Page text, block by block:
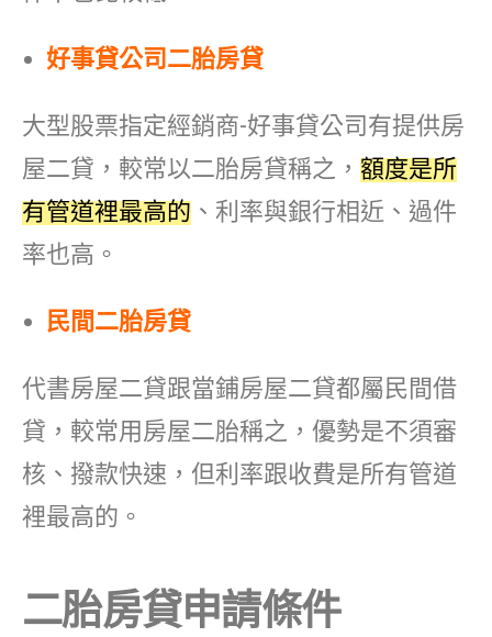
好事貸公司二胎房貸
大型股票指定經銷商-好事貸公司有提供房
屋二貸，較常以二胎房貸稱之， 額度是所
有管道裡最高的 、利率與銀行相近、過件
率也高。
民間二胎房貸
代書房屋二貸跟當鋪房屋二貸都屬民間借
貸，較常用房屋二胎稱之，優勢是不須審
核、撥款快速，但利率跟收費是所有管道
裡最高的。
二胎房貸申請條件